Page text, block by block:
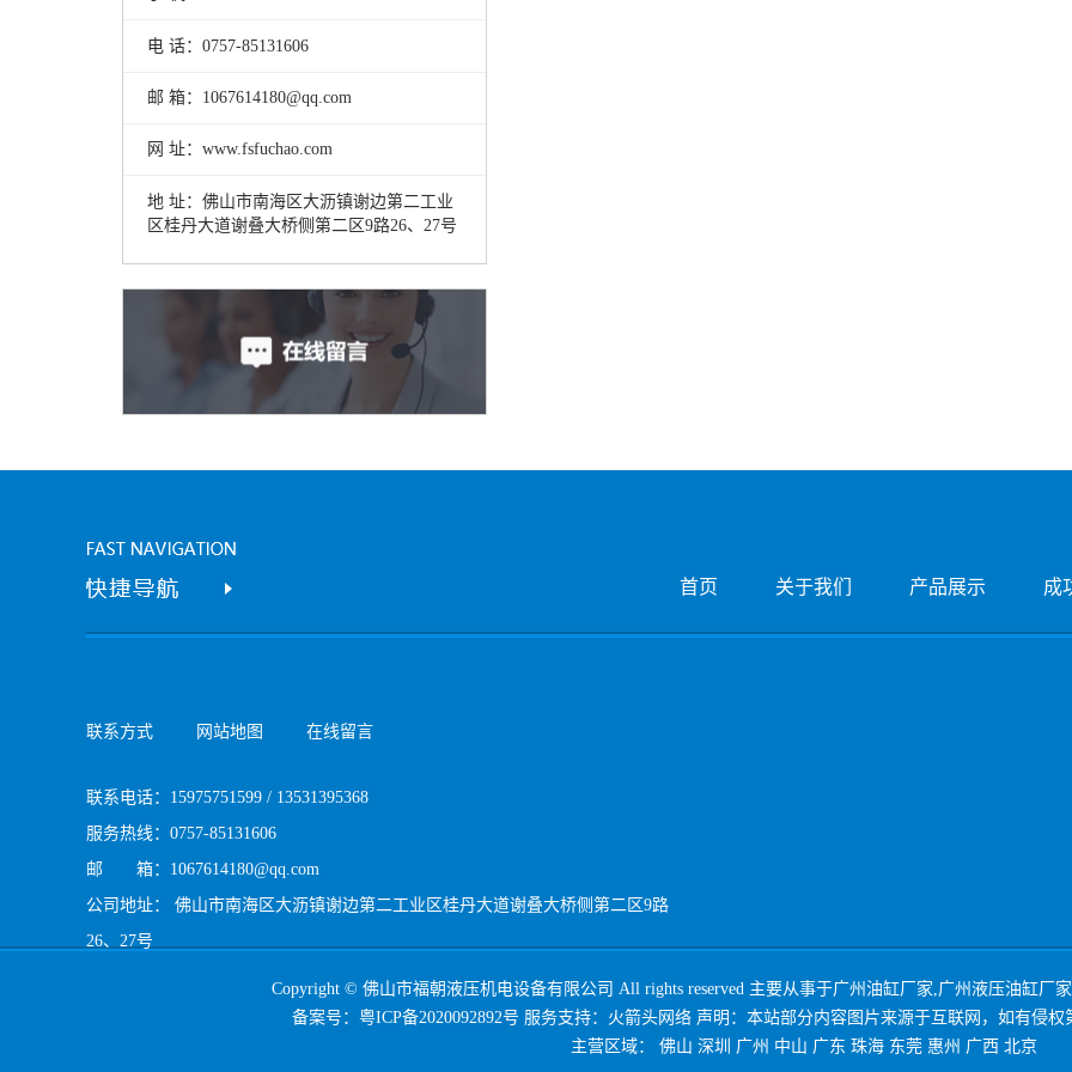
电 话：0757-85131606
邮 箱：1067614180@qq.com
网 址：www.fsfuchao.com
地 址：佛山市南海区大沥镇谢边第二工业
区桂丹大道谢叠大桥侧第二区9路26、27号
首页 关于我们 产品展示 成
联系方式 网站地图 在线留言
联系电话：15975751599 / 13531395368
服务热线：0757-85131606
邮 箱：1067614180@qq.com
公司地址： 佛山市南海区大沥镇谢边第二工业区桂丹大道谢叠大桥侧第二区9路
26、27号
Copyright © 佛山市福朝液压机电设备有限公司 All rights reserved 主要从事于广州油缸厂家 广州液压油缸厂家
备案号： 粤ICP备2020092892号 服务支持： 火箭头网络 声明：本站部分内容图片来源于互联网，如有侵
主营区域： 佛山 深圳 广州 中山 广东 珠海 东莞 惠州 广西 北京